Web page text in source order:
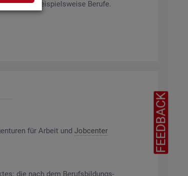
ab, bei­spiels­wei­se Be­ru­fe.
für Ar­beit und Job­cen­ter
die nach dem Be­rufs­bil­dungs­
FEEDBACK